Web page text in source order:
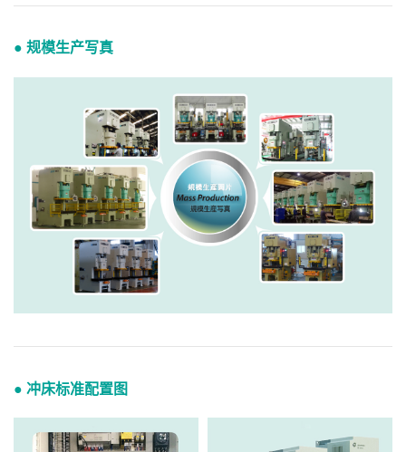
● 规模生产写真
● 冲床标准配置图